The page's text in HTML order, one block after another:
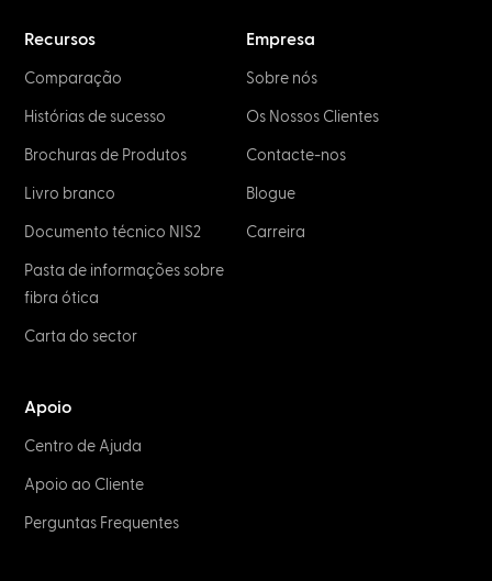
Recursos
Comparação
Histórias de sucesso
Brochuras de Produtos
Livro branco
Documento técnico NIS2
Pasta de informações sobre
fibra ótica
Carta do sector
Empresa
Sobre nós
Os Nossos Clientes
Contacte-nos
Blogue
Carreira
Apoio
Centro de Ajuda
Apoio ao Cliente
Perguntas Frequentes